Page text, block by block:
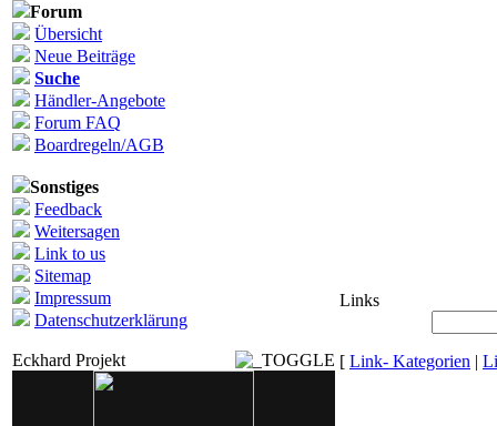
Forum
Übersicht
Neue Beiträge
Suche
Händler-Angebote
Forum FAQ
Boardregeln/AGB
Sonstiges
Feedback
Weitersagen
Link to us
Sitemap
Impressum
Datenschutzerklärung
Eckhard Projekt
Links
[ Link- Kategorien |